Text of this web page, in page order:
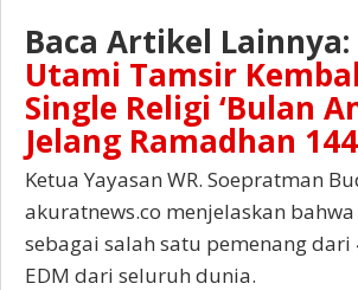
Baca Artikel Lainnya:
Utami Tamsir
Single Religi ‘Bulan
Jelang Ramadhan
Ketua Yayasan WR. Soepratman
akuratnews.co menjelaskan
sebagai salah satu pemenang
EDM dari seluruh dunia.